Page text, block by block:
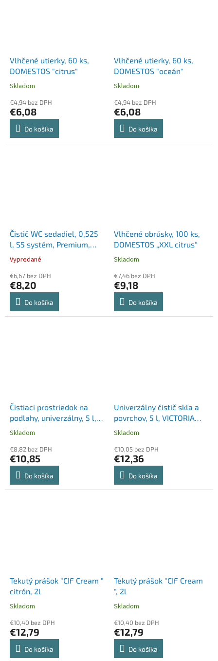
Vlhčené utierky, 60 ks,
DOMESTOS "citrus"
Skladom
€4,94 bez DPH
€6,08
Do košíka
Vlhčené utierky, 60 ks,
DOMESTOS "oceán"
Skladom
€4,94 bez DPH
€6,08
Do košíka
Čistič WC sedadiel, 0,525
l, S5 systém, Premium,
TORK "Mini", priehľadná
Vypredané
€6,67 bez DPH
€8,20
Do košíka
Vlhčené obrúsky, 100 ks,
DOMESTOS „XXL citrus“
Skladom
€7,46 bez DPH
€9,18
Do košíka
Čistiaci prostriedok na
podlahy, univerzálny, 5 l,
VICTORIA HYGIENE
Skladom
€8,82 bez DPH
€10,85
Do košíka
Univerzálny čistič skla a
povrchov, 5 l, VICTORIA
HYGIENA
Skladom
€10,05 bez DPH
€12,36
Do košíka
Tekutý prášok "CIF Cream "
citrón, 2l
Skladom
€10,40 bez DPH
€12,79
Do košíka
Tekutý prášok "CIF Cream
", 2l
Skladom
€10,40 bez DPH
€12,79
Do košíka